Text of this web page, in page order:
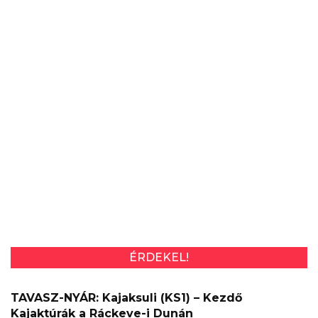
TAVASZ-NYÁR: Kajaksuli (KS1) – Kezdő
Kajaktúrák a Ráckeve-i Dunán
ÉRDEKEL!